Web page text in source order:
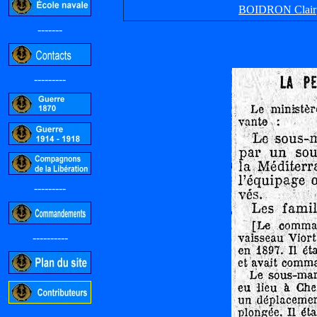
-------
---------
---------
----------
BOIDRON Clair